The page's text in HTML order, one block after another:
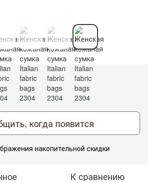
когда появится
накопительной скидки
К сравнению